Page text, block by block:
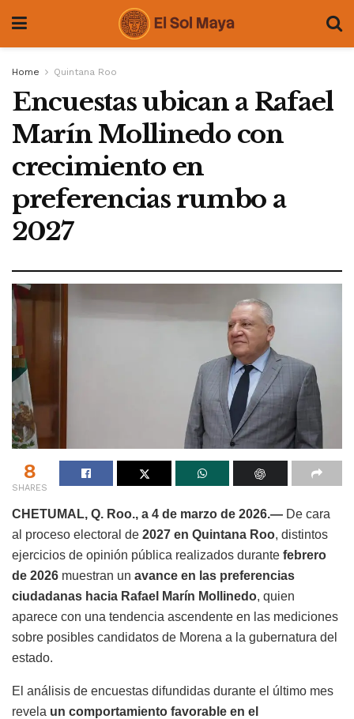
Home Quintana Roo
Encuestas ubican a Rafael
Marín Mollinedo con
crecimiento en
preferencias rumbo a
2027
8
SHARES
CHETUMAL, Q. Roo., a 4 de marzo de 2026.— De cara
al proceso electoral de 2027 en Quintana Roo, distintos
ejercicios de opinión pública realizados durante febrero
de 2026 muestran un avance en las preferencias
ciudadanas hacia Rafael Marín Mollinedo, quien
aparece con una tendencia ascendente en las mediciones
sobre posibles candidatos de Morena a la gubernatura del
estado.
El análisis de encuestas difundidas durante el último mes
revela un comportamiento favorable en el